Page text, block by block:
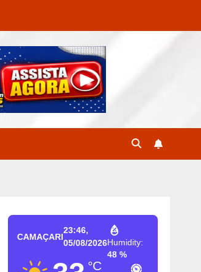
CAMAÇARI
23:46,
05/08/2026
°C
Humidity:
48 %